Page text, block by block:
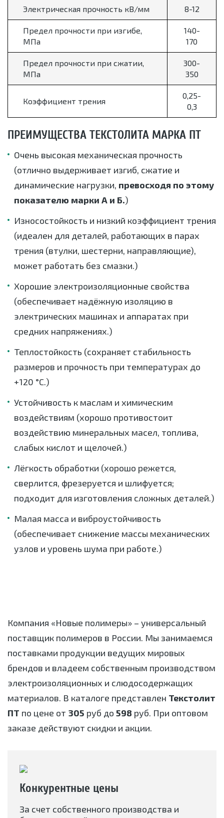
Электрическая прочность кВ/мм 8-12
Предел прочности при изгибе,
МПа
140-
170
Предел прочности при сжатии,
МПа
300-
350
Коэффициент трения
0,25-
0,3
ПРЕИМУЩЕСТВА ТЕКСТОЛИТА МАРКА ПТ
Очень высокая механическая прочность
(отлично выдерживает изгиб, сжатие и
динамические нагрузки, превосходя по этому
показателю марки А и Б.)
Износостойкость и низкий коэффициент трения
(идеален для деталей, работающих в парах
трения (втулки, шестерни, направляющие),
может работать без смазки.)
Хорошие электроизоляционные свойства
(обеспечивает надёжную изоляцию в
электрических машинах и аппаратах при
средних напряжениях.)
Теплостойкость (сохраняет стабильность
размеров и прочность при температурах до
+120 °C.)
Устойчивость к маслам и химическим
воздействиям (хорошо противостоит
воздействию минеральных масел, топлива,
слабых кислот и щелочей.)
Лёгкость обработки (хорошо режется,
сверлится, фрезеруется и шлифуется;
подходит для изготовления сложных деталей.)
Малая масса и виброустойчивость
(обеспечивает снижение массы механических
узлов и уровень шума при работе.)
Компания «Новые полимеры» – универсальный
поставщик полимеров в России. Мы занимаемся
поставками продукции ведущих мировых
брендов и владеем собственным производством
электроизоляционных и слюдосодержащих
материалов. В каталоге представлен Текстолит
ПТ по цене от 305 руб до 598 руб. При оптовом
заказе действуют скидки и акции.
Конкурентные цены
За счет собственного производства и